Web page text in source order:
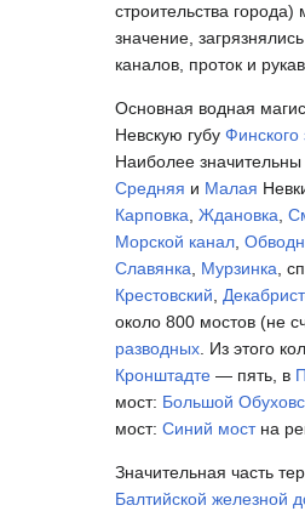
строительства
значение,
каналов, проток и
Основная водная
Невскую губу Финского
Наиболее значительны
Средняя и Малая
Карповка, Ждановка,
Морской канал,
Славянка, Мурзинка,
Крестовский,
около 800 мостов (не
разводных. Из этого
Кронштадте — пять, в
мост: Большой
мост: Синий мостна
Значительная часть
Балтийской железной